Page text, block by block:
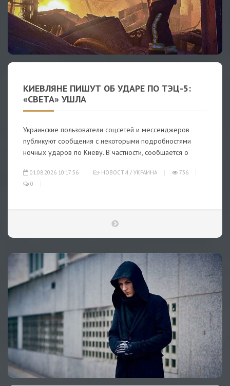
КИЕВЛЯНЕ ПИШУТ ОБ УДАРЕ ПО ТЭЦ-5:
«СВЕТА» УШЛА
Украинские пользователи соцсетей и мессенджеров
публикуют сообщения с некоторыми подробностями
ночных ударов по Киеву. В частности, сообщается о
01.08.2026 10:17:56 НОВОСТИ / УКРАИНА
736
0